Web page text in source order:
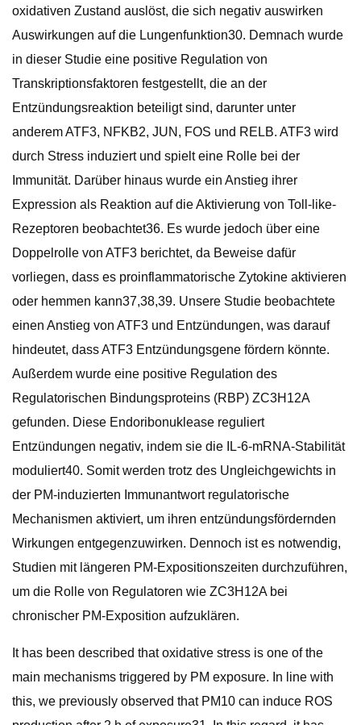
oxidativen Zustand auslöst, die sich negativ auswirken
Auswirkungen auf die Lungenfunktion30. Demnach wurde
in dieser Studie eine positive Regulation von
Transkriptionsfaktoren festgestellt, die an der
Entzündungsreaktion beteiligt sind, darunter unter
anderem ATF3, NFKB2, JUN, FOS und RELB. ATF3 wird
durch Stress induziert und spielt eine Rolle bei der
Immunität. Darüber hinaus wurde ein Anstieg ihrer
Expression als Reaktion auf die Aktivierung von Toll-like-
Rezeptoren beobachtet36. Es wurde jedoch über eine
Doppelrolle von ATF3 berichtet, da Beweise dafür
vorliegen, dass es proinflammatorische Zytokine aktivieren
oder hemmen kann37,38,39. Unsere Studie beobachtete
einen Anstieg von ATF3 und Entzündungen, was darauf
hindeutet, dass ATF3 Entzündungsgene fördern könnte.
Außerdem wurde eine positive Regulation des
Regulatorischen Bindungsproteins (RBP) ZC3H12A
gefunden. Diese Endoribonuklease reguliert
Entzündungen negativ, indem sie die IL-6-mRNA-Stabilität
moduliert40. Somit werden trotz des Ungleichgewichts in
der PM-induzierten Immunantwort regulatorische
Mechanismen aktiviert, um ihren entzündungsfördernden
Wirkungen entgegenzuwirken. Dennoch ist es notwendig,
Studien mit längeren PM-Expositionszeiten durchzuführen,
um die Rolle von Regulatoren wie ZC3H12A bei
chronischer PM-Exposition aufzuklären.
It has been described that oxidative stress is one of the
main mechanisms triggered by PM exposure. In line with
this, we previously observed that PM10 can induce ROS